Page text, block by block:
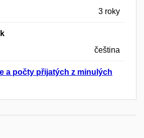
3 roky
čeština
a počty přijatých z minulých